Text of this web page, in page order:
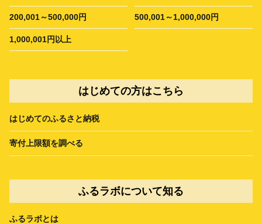
200,001～500,000円 500,001～1,000,000円
1,000,001円以上
はじめての方はこちら
はじめてのふるさと納税
寄付上限額を調べる
ふるラボについて知る
ふるラボとは